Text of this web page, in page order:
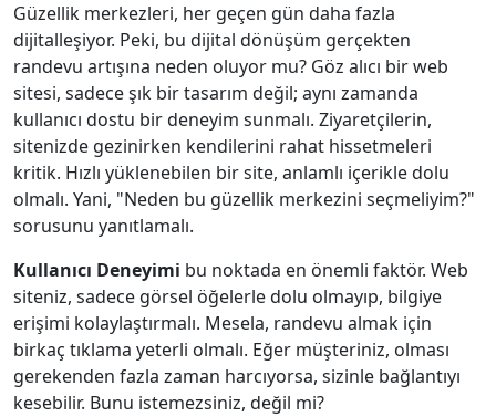
Güzellik merkezleri, her geçen gün daha fazla
dijitalleşiyor. Peki, bu dijital dönüşüm gerçekten
randevu artışına neden oluyor mu? Göz alıcı bir web
sitesi, sadece şık bir tasarım değil; aynı zamanda
kullanıcı dostu bir deneyim sunmalı. Ziyaretçilerin,
sitenizde gezinirken kendilerini rahat hissetmeleri
kritik. Hızlı yüklenebilen bir site, anlamlı içerikle dolu
olmalı. Yani, "Neden bu güzellik merkezini seçmeliyim?"
sorusunu yanıtlamalı.
Kullanıcı Deneyimi bu noktada en önemli faktör. Web
siteniz, sadece görsel öğelerle dolu olmayıp, bilgiye
erişimi kolaylaştırmalı. Mesela, randevu almak için
birkaç tıklama yeterli olmalı. Eğer müşteriniz, olması
gerekenden fazla zaman harcıyorsa, sizinle bağlantıyı
kesebilir. Bunu istemezsiniz, değil mi?